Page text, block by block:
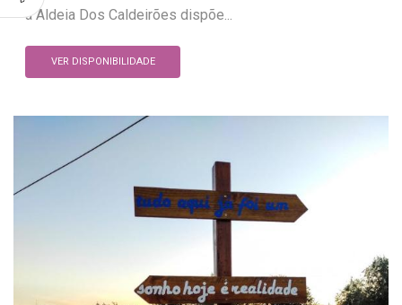
a Aldeia Dos Caldeirões dispõe...
VER DISPONIBILIDADE